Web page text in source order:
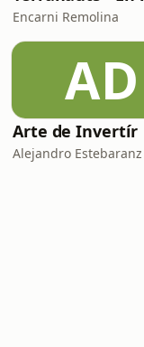
Encarni Remolina
AD
Arte de Invertír
Alejandro Estebaranz